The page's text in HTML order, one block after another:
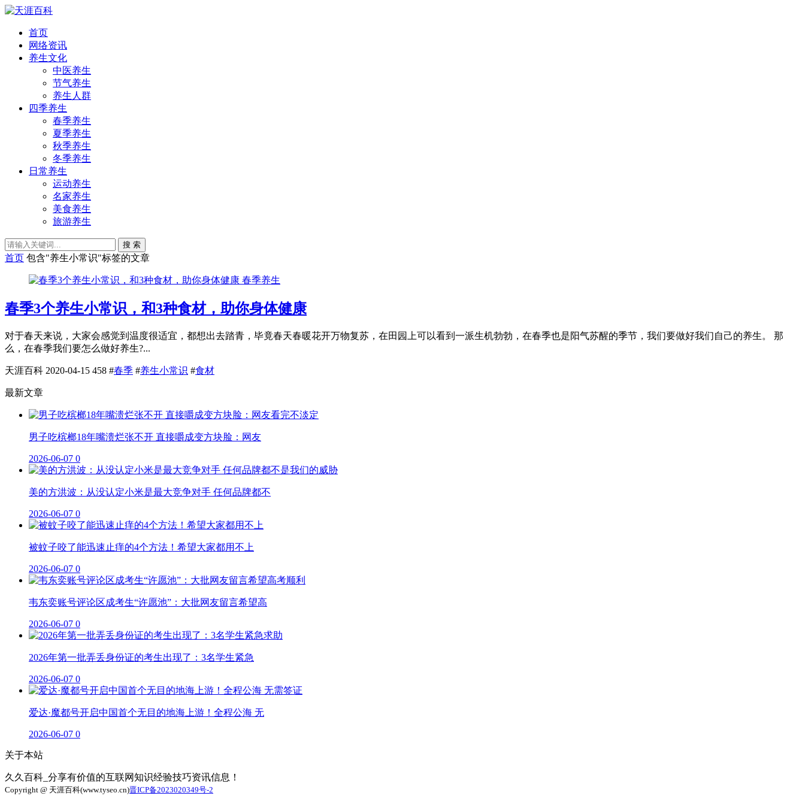
首页
网络资讯
养生文化
中医养生
节气养生
养生人群
四季养生
春季养生
夏季养生
秋季养生
冬季养生
日常养生
运动养生
名家养生
美食养生
旅游养生
搜 索
首页 包含"养生小常识"标签的文章
春季养生
春季3个养生小常识，和3种食材，助你身体健康
对于春天来说，大家会感觉到温度很适宜，都想出去踏青，毕竟春天春暖花开万物复苏，在田园上可以看到一派生机勃勃，在春季也是阳气苏醒的季节，我们要做好我们自己的养生。 那
么，在春季我们要怎么做好养生?...
天涯百科 2020-04-15 458 #春季 #养生小常识 #食材
最新文章
男子吃槟榔18年嘴溃烂张不开 直接嚼成变方块脸：网友
2026-06-07 0
美的方洪波：从没认定小米是最大竞争对手 任何品牌都不
2026-06-07 0
被蚊子咬了能迅速止痒的4个方法！希望大家都用不上
2026-06-07 0
韦东奕账号评论区成考生“许愿池”：大批网友留言希望高
2026-06-07 0
2026年第一批弄丢身份证的考生出现了：3名学生紧急
2026-06-07 0
爱达·魔都号开启中国首个无目的地海上游！全程公海 无
2026-06-07 0
关于本站
久久百科_分享有价值的互联网知识经验技巧资讯信息！
Copyright @ 天涯百科(www.tyseo.cn)晋ICP备2023020349号-2